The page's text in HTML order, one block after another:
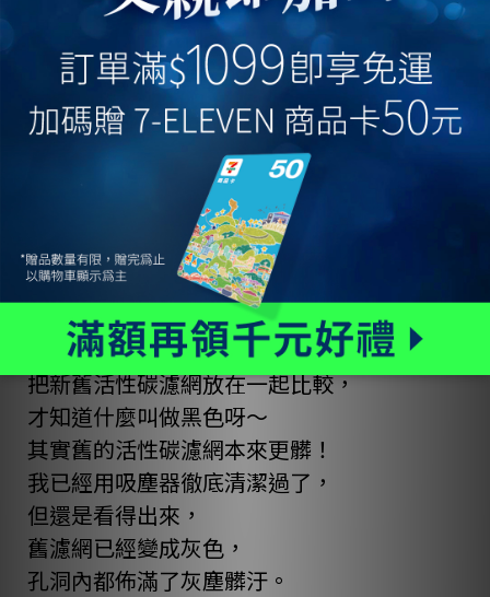
把新舊活性碳濾網放在一起比較，
才知道什麼叫做黑色呀～
其實舊的活性碳濾網本來更髒！
我已經用吸塵器徹底清潔過了，
但還是看得出來，
舊濾網已經變成灰色，
孔洞內都佈滿了灰塵髒汙。